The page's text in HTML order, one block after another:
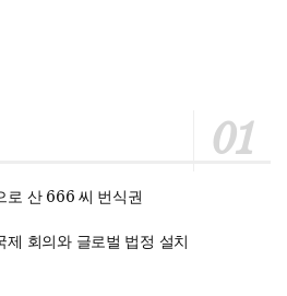
로 산 666 씨 번식권
제 회의와 글로벌 법정 설치